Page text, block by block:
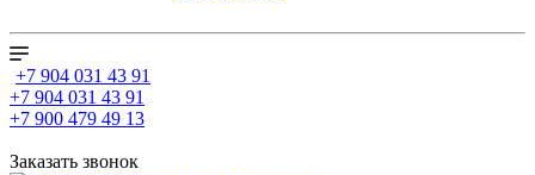
+7 904 031 43 91
+7 904 031 43 91
+7 900 479 49 13
Заказать звонок